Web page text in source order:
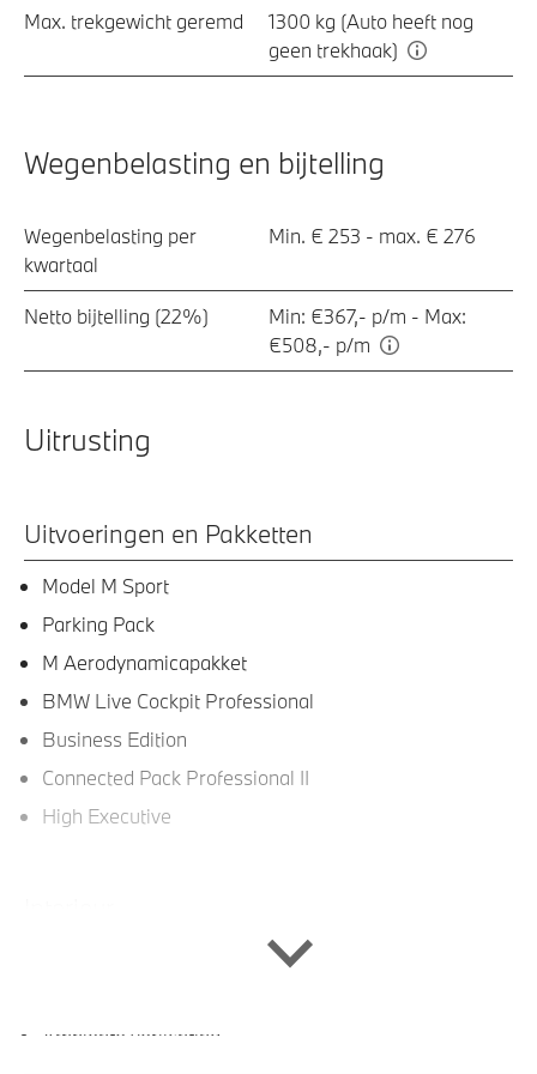
Max. trekgewicht geremd
1300 kg (Auto heeft nog
geen trekhaak)
Wegenbelasting en bijtelling
Wegenbelasting per
kwartaal
Min. € 253 - max. € 276
Netto bijtelling (22%)
Min: €367,- p/m - Max:
€508,- p/m
Uitrusting
Uitvoeringen en Pakketten
Model M Sport
Parking Pack
M Aerodynamicapakket
BMW Live Cockpit Professional
Business Edition
Connected Pack Professional II
High Executive
Ambiente verlichting